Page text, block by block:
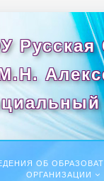
ОБ
ОРГАНИЗАЦИИ